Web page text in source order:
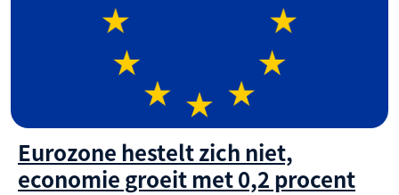
Eurozone hestelt zich niet,
economie groeit met 0,2 procent